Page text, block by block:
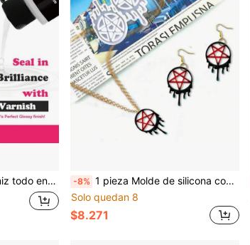
obras de arte en madera, arcilla, papel, metal, plástico, y tela -8% 1 pieza Molde de silicona con patrón de estrella geométrica goteante, molde de fundición de resina UV & epoxi para pendientes de joyería DIY, dijes, llaveros, suministros de manualidades estéticas hechas a mano
Solo quedan 8
$8.271